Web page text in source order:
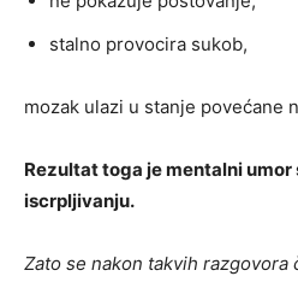
stalno provocira sukob,
mozak ulazi u stanje povećane
Rezultat toga je mentalni
iscrpljivanju.
Zato se nakon takvih razgovora